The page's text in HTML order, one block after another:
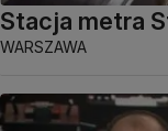
Stacja metra
WARSZAWA